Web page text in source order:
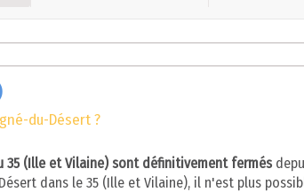
du-Désert ?
(Ille et Vilaine) sont définitivement fermés
dans le 35 (Ille et Vilaine), il n'est plus